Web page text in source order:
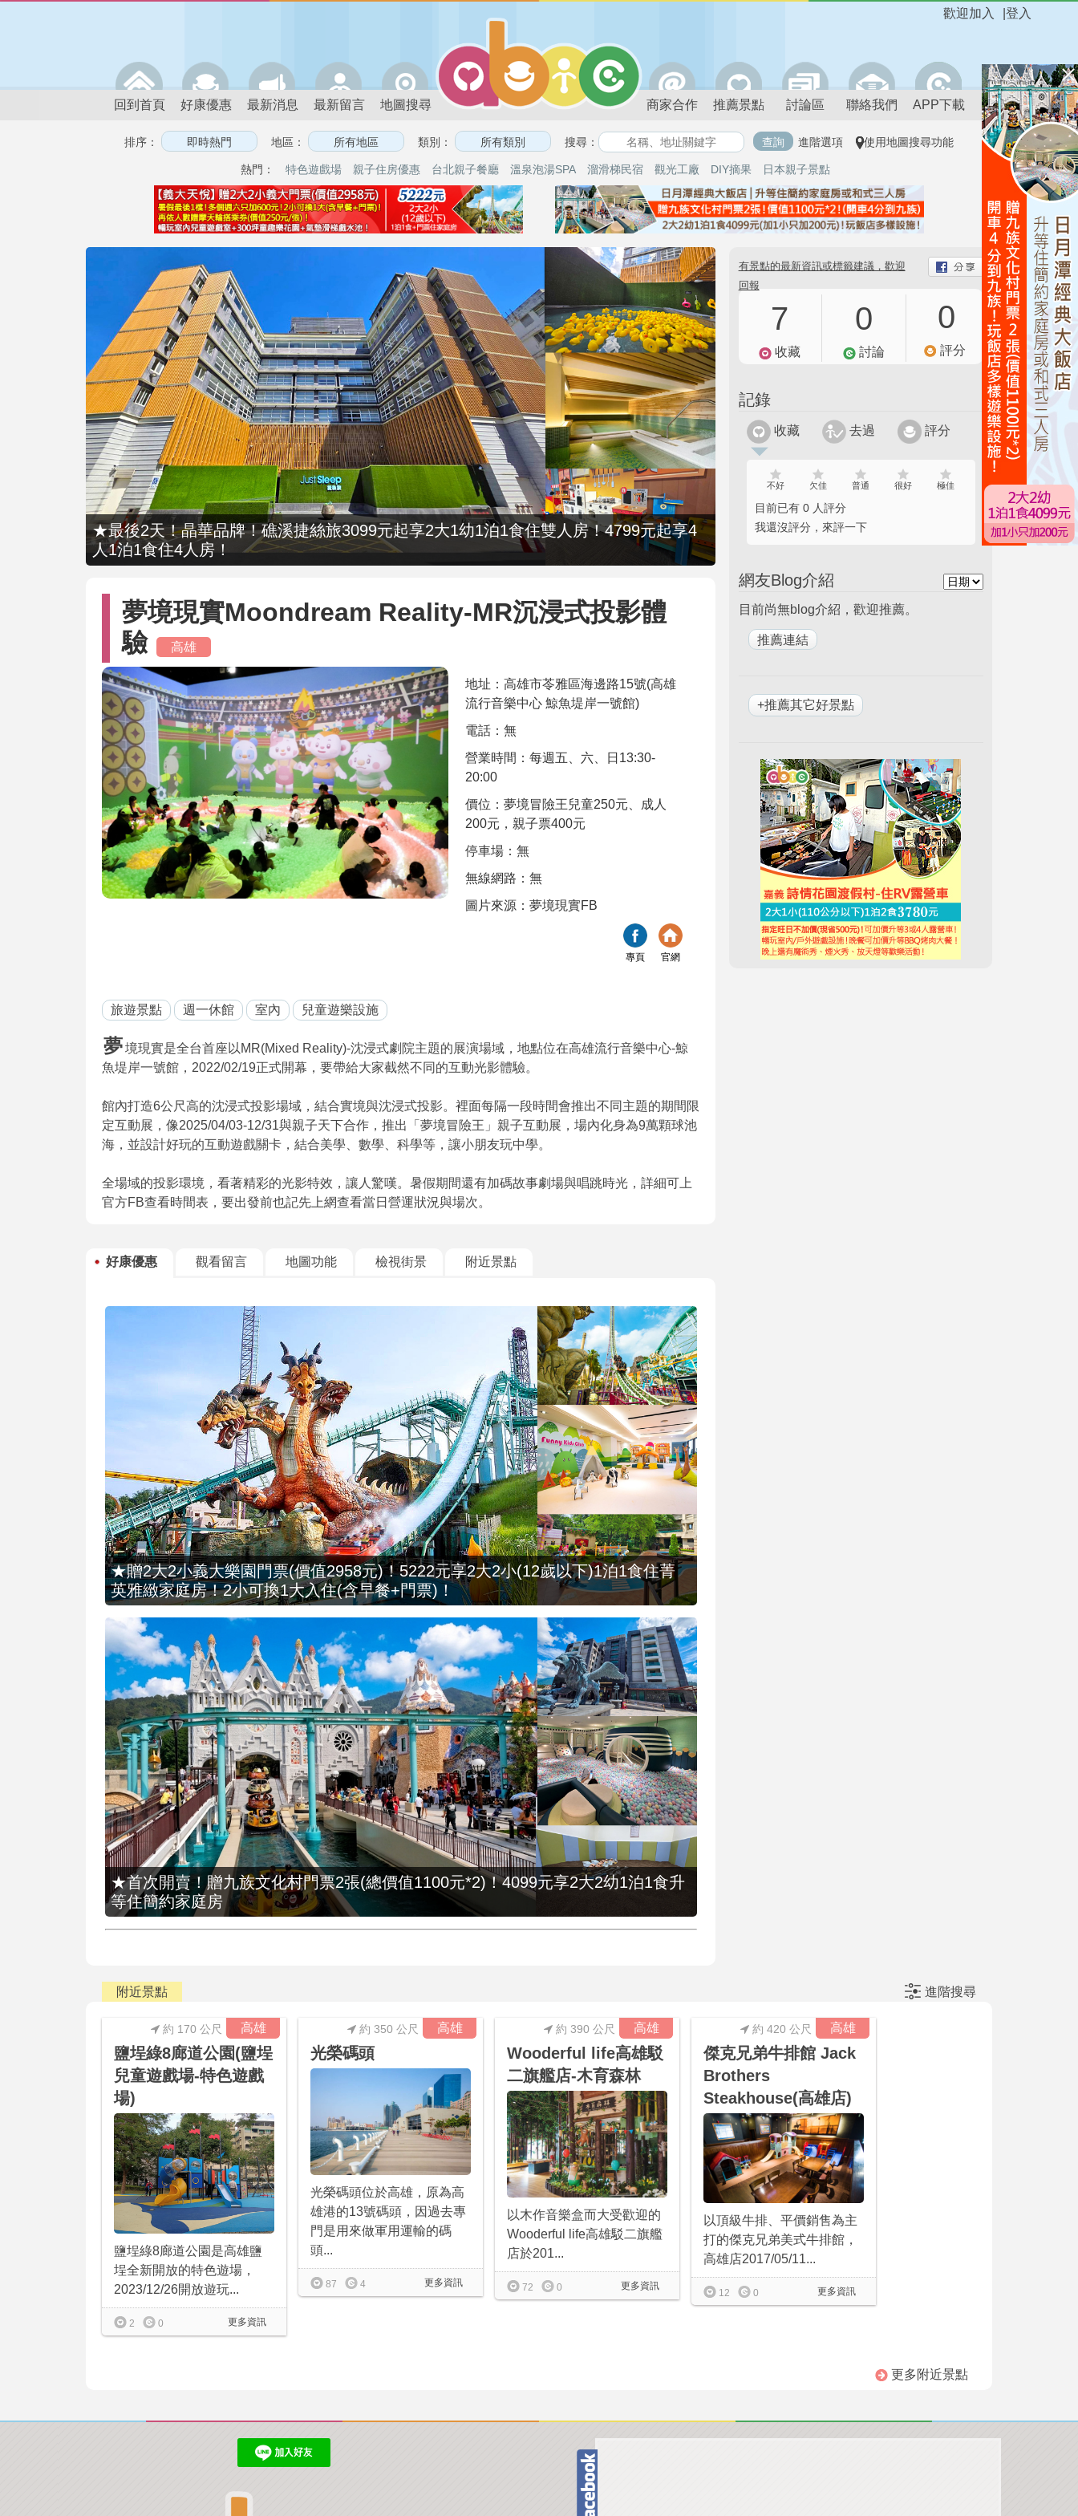
登入
歡迎加入
回到首頁 好康優惠 最新消息 最新留言 地圖搜尋 商家合作 推薦景點 討論區 聯絡我們 APP下載
排序： 地區： 類別： 搜尋： 進階選項 使用地圖搜尋功能
熱門： 特色遊戲場 親子住房優惠 台北親子餐廳 溫泉泡湯SPA 溜滑梯民宿 觀光工廠 DIY摘果 日本親子景點
★最後2天！晶華品牌！礁溪捷絲旅3099元起享2大1幼1泊1食住雙人房！4799元起享4
人1泊1食住4人房！
夢境現實Moondream Reality-MR沉浸式投影體
驗
高雄
地址：高雄市苓雅區海邊路15號(高雄
流行音樂中心 鯨魚堤岸一號館)
電話：無
營業時間：每週五、六、日13:30-
20:00
價位：夢境冒險王兒童250元、成人
200元，親子票400元
停車場：無
無線網路：無
圖片來源：夢境現實FB
專頁 官網
旅遊景點 週一休館 室內 兒童遊樂設施
夢境現實是全台首座以MR(Mixed Reality)-沈浸式劇院主題的展演場域，地點位在高雄流行音樂中心-鯨
魚堤岸一號館，2022/02/19正式開幕，要帶給大家截然不同的互動光影體驗。
館內打造6公尺高的沈浸式投影場域，結合實境與沈浸式投影。裡面每隔一段時間會推出不同主題的期間限
定互動展，像2025/04/03-12/31與親子天下合作，推出「夢境冒險王」親子互動展，場內化身為9萬顆球池
海，並設計好玩的互動遊戲關卡，結合美學、數學、科學等，讓小朋友玩中學。
全場域的投影環境，看著精彩的光影特效，讓人驚嘆。暑假期間還有加碼故事劇場與唱跳時光，詳細可上
官方FB查看時間表，要出發前也記先上網查看當日營運狀況與場次。
好康優惠 觀看留言 地圖功能 檢視街景 附近景點
★贈2大2小義大樂園門票(價值2958元)！5222元享2大2小(12歲以下)1泊1食住菁
英雅緻家庭房！2小可換1大入住(含早餐+門票)！
★首次開賣！贈九族文化村門票2張(總價值1100元*2)！4099元享2大2幼1泊1食升
等住簡約家庭房
有景點的最新資訊或標籤建議，歡迎
回報
7
收藏
0
討論
0
評分
記錄
收藏 去過 評分
不好 欠佳 普通 很好 極佳
目前已有 0 人評分
我還沒評分，來評一下
網友Blog介紹
目前尚無blog介紹，歡迎推薦。
+推薦其它好景點
附近景點 進階搜尋
高雄
約 170 公尺
鹽埕綠8廊道公園(鹽埕
兒童遊戲場-特色遊戲
場)
鹽埕綠8廊道公園是高雄鹽
埕全新開放的特色遊場，
2023/12/26開放遊玩...
更多資訊
2 0
高雄
約 350 公尺
光榮碼頭
光榮碼頭位於高雄，原為高
雄港的13號碼頭，因過去專
門是用來做軍用運輸的碼
頭...
更多資訊
87 4
高雄
約 390 公尺
Wooderful life高雄駁
二旗艦店-木育森林
以木作音樂盒而大受歡迎的
Wooderful life高雄駁二旗艦
店於201...
更多資訊
72 0
高雄
約 420 公尺
傑克兄弟牛排館 Jack
Brothers
Steakhouse(高雄店)
以頂級牛排、平價銷售為主
打的傑克兄弟美式牛排館，
高雄店2017/05/11...
更多資訊
12 0
更多附近景點